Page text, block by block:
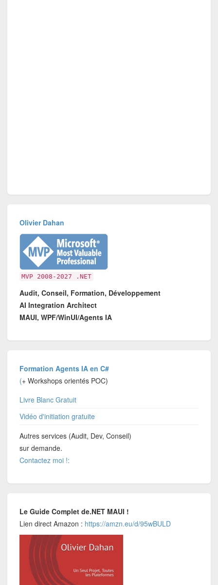
Olivier Dahan
MVP 2008-2027 .NET
Audit, Conseil, Formation, Développement
AI Integration Architect
MAUI, WPF/WinUI/Agents IA
Formation Agents IA en C#
(+ Workshops orientés POC)
Livre Blanc Gratuit
Vidéo d'initiation gratuite
Autres services (Audit, Dev, Conseil)
sur demande.
Contactez moi !:
Le Guide Complet de.NET MAUI !
Lien direct Amazon : https://amzn.eu/d/95wBULD